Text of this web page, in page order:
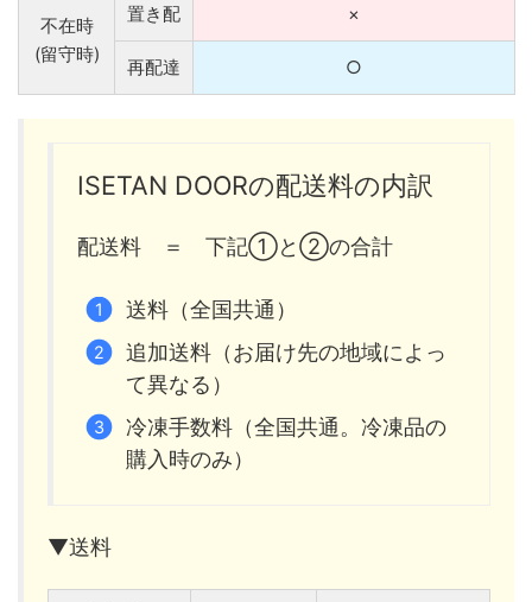
不在時
(留守時)
置き配 ×
再配達 ○
ISETAN DOORの配送料の内訳
配送料 ＝ 下記①と②の合計
送料（全国共通）
追加送料（お届け先の地域によっ
て異なる）
冷凍手数料（全国共通。冷凍品の
購入時のみ）
▼送料